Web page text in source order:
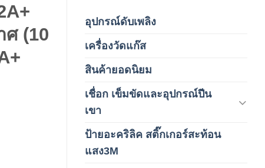
อุปกรณ์ดับเพลิง
เครื่องวัดแก๊ส
สินค้ายอดนิยม
เชื่อก เข็มขัดและอุปกรณ์ปีน
เขา
ป้ายอะคริลิค สติ๊กเกอร์สะท้อน
แสง3M
ศ (10